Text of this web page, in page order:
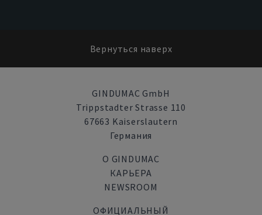
Вернуться наверх
GINDUMAC GmbH
Trippstadter Strasse 110
67663 Kaiserslautern
Германия
О GINDUMAC
КАРЬЕРА
NEWSROOM
ОФИЦИАЛЬНЫЙ